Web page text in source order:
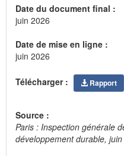
Date du document final :
juin 2026
Date de mise en ligne :
juin 2026
Télécharger : Rapport
Source :
Paris : Inspection générale
développement durable,